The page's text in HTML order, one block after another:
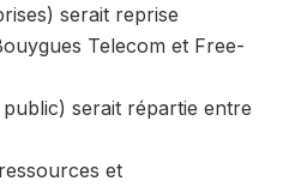
serait reprise
Telecom et Free-
public) serait répartie entre
et